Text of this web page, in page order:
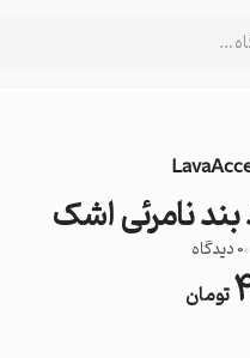
بند نامرئی اشک
0دیدگاه
تومان